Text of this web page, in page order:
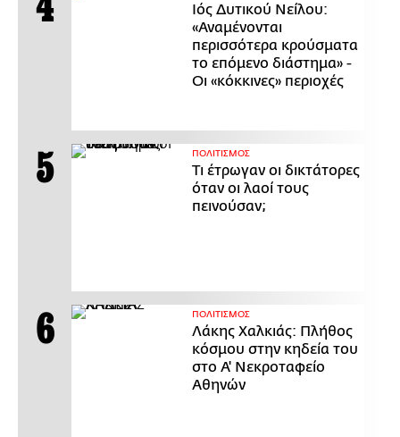
Ιός Δυτικού Νείλου:
«Αναμένονται
περισσότερα κρούσματα
το επόμενο διάστημα» -
Οι «κόκκινες» περιοχές
ΠΟΛΙΤΙΣΜΟΣ
Τι έτρωγαν οι δικτάτορες
όταν οι λαοί τους
πεινούσαν;
ΠΟΛΙΤΙΣΜΟΣ
Λάκης Χαλκιάς: Πλήθος
κόσμου στην κηδεία του
στο Α' Νεκροταφείο
Αθηνών